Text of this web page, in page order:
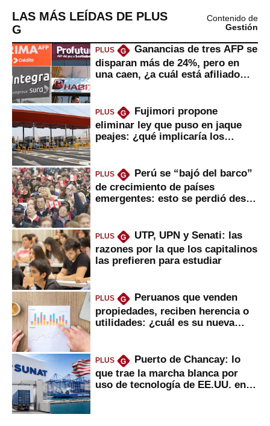
LAS MÁS LEÍDAS DE PLUS
G
Contenido de
Gestión
PLUS G
Ganancias de tres AFP se
disparan más de 24%, pero en
una caen, ¿a cuál está afiliado
PLUS G
Fujimori propone
eliminar ley que puso en jaque
peajes: ¿qué implicaría los
PLUS G
Perú se “bajó del barco”
de crecimiento de países
emergentes: esto se perdió desde
PLUS G
UTP, UPN y Senati: las
razones por la que los capitalinos
las prefieren para estudiar
PLUS G
Peruanos que venden
propiedades, reciben herencia o
utilidades: ¿cuál es su nueva
PLUS G
Puerto de Chancay: lo
que trae la marcha blanca por
uso de tecnología de EE.UU. en